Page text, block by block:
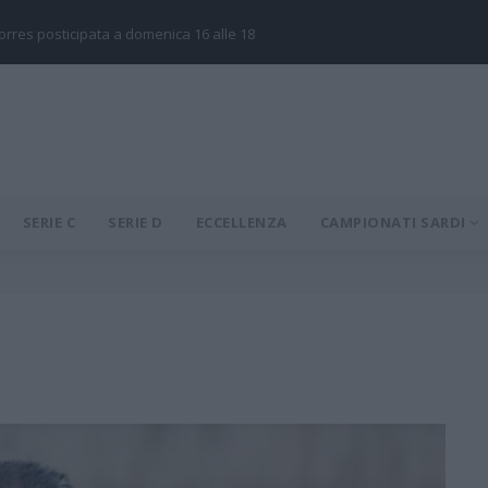
posticipata a domenica 16 alle 18
SERIE C SERIE D ECCELLENZA CAMPIONATI SARDI